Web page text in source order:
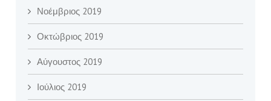
Νοέμβριος 2019
Οκτώβριος 2019
Αύγουστος 2019
Ιούλιος 2019